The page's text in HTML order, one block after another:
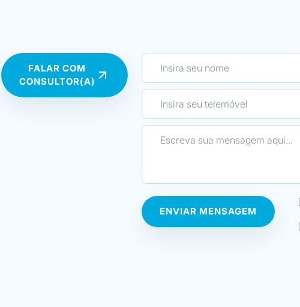
Gostaria de agradecer a toda a equipa da
formadores, como também à sua
seu excelente trabalho e dedicação!
O apoio e disponibilidade que sinto não só
como também posteriormente, é o que, na
Escola única no mercado atualmente!
FALAR COM
CONSULTOR(A)
ENVIAR MENSAGEM